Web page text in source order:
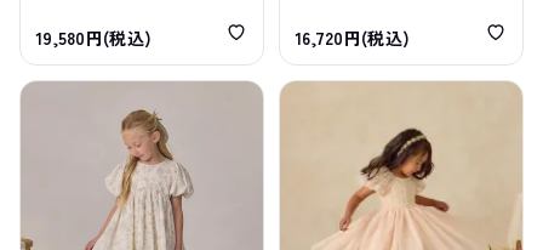
19,580円(税込) 16,720円(税込)